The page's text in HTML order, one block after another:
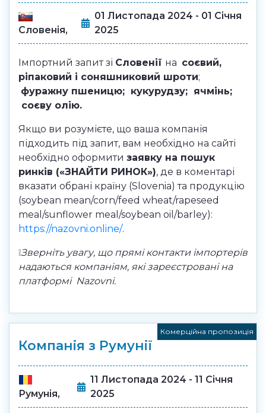
Словенія,
01 Листопада 2024 - 01 Січня
2025
Імпортний запит зі Словенії на соєвий,
ріпаковий і соняшниковий шроти;
фуражну пшеницю; кукурудзу; ячмінь;
соєву олію.
Якщо ви розумієте, що ваша компанія
підходить під запит, вам необхідно на сайті
необхідно оформити заявку на пошук
ринків («ЗНАЙТИ РИНОК»), де в коментарі
вказати обрані країну (Slovenia) та продукцію
(soybean mean/corn/feed wheat/rapeseed
meal/sunflower meal/soybean oil/barley):
https://nazovni.online/.
❕Зверніть увагу, що прямі контакти імпортерів
надаються компаніям, які зареєстровані на
платформі Nazovni.
Компанія з Румунії
Комерційна пропозиція
Румунія,
11 Листопада 2024 - 11 Січня
2025